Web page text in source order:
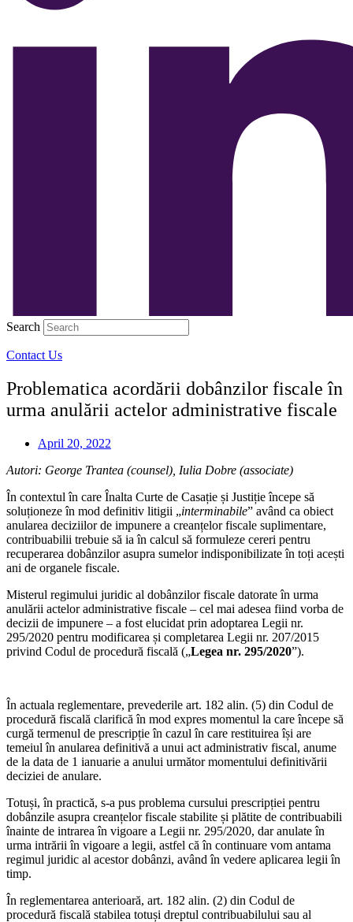
Search
Contact Us
Problematica acordării dobânzilor fiscale în
urma anulării actelor administrative fiscale
April 20, 2022
Autori: George Trantea (counsel), Iulia Dobre (associate)
În contextul în care Înalta Curte de Casație și Justiție începe să
soluționeze în mod definitiv litigii „interminabile” având ca obiect
anularea deciziilor de impunere a creanțelor fiscale suplimentare,
contribuabilii trebuie să ia în calcul să formuleze cereri pentru
recuperarea dobânzilor asupra sumelor indisponibilizate în toți acești
ani de organele fiscale.
Misterul regimului juridic al dobânzilor fiscale datorate în urma
anulării actelor administrative fiscale – cel mai adesea fiind vorba de
decizii de impunere – a fost elucidat prin adoptarea Legii nr.
295/2020 pentru modificarea și completarea Legii nr. 207/2015
privind Codul de procedură fiscală („Legea nr. 295/2020”).
În actuala reglementare, prevederile art. 182 alin. (5) din Codul de
procedură fiscală clarifică în mod expres momentul la care începe să
curgă termenul de prescripție în cazul în care restituirea își are
temeiul în anularea definitivă a unui act administrativ fiscal, anume
de la data de 1 ianuarie a anului următor momentului definitivării
deciziei de anulare.
Totuși, în practică, s-a pus problema cursului prescripției pentru
dobânzile asupra creanțelor fiscale stabilite și plătite de contribuabili
înainte de intrarea în vigoare a Legii nr. 295/2020, dar anulate în
urma intrării în vigoare a legii, astfel că în continuare vom antama
regimul juridic al acestor dobânzi, având în vedere aplicarea legii în
timp.
În reglementarea anterioară, art. 182 alin. (2) din Codul de
procedură fiscală stabilea totuși dreptul contribuabilului sau al